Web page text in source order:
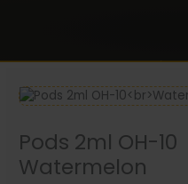
Pods 2ml OH-10
Watermelon